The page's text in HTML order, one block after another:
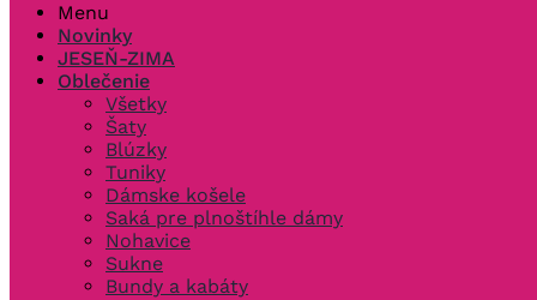
Menu
Novinky
JESEŇ-ZIMA
Oblečenie
Všetky
Šaty
Blúzky
Tuniky
Dámske košele
Saká pre plnoštíhle dámy
Nohavice
Sukne
Bundy a kabáty